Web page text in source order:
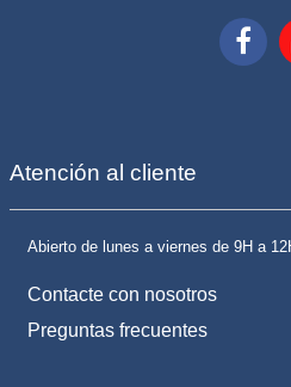
Atención al cliente
Abierto de lunes a viernes de 9H a
Contacte con nosotros
Preguntas frecuentes